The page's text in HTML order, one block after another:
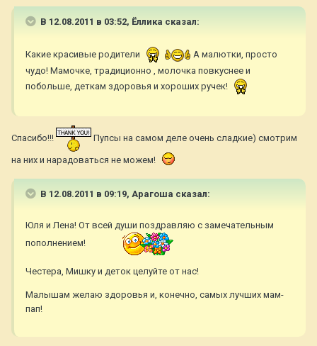
В 12.08.2011 в 03:52, Ёллика сказал:
Какие красивые родители
А малютки, просто
чудо! Мамочке, традиционно , молочка повкуснее и
побольше, деткам здоровья и хороших ручек!
Спасибо!!! Пупсы на самом деле очень сладкие) смотрим
на них и нарадоваться не можем!
В 12.08.2011 в 09:19, Арагоша сказал:
Юля и Лена! От всей души поздравляю с замечательным
пополнением!
Честера, Мишку и деток целуйте от нас!
Малышам желаю здоровья и, конечно, самых лучших мам-
пап!